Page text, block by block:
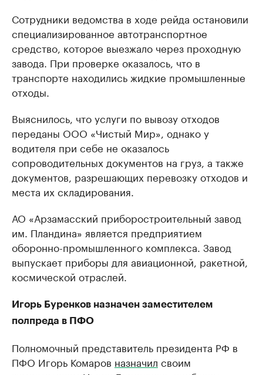
Сотрудники ведомства в ходе рейда остановили
специализированное автотранспортное
средство, которое выезжало через проходную
завода. При проверке оказалось, что в
транспорте находились жидкие промышленные
отходы.
Выяснилось, что услуги по вывозу отходов
переданы ООО «Чистый Мир», однако у
водителя при себе не оказалось
сопроводительных документов на груз, а также
документов, разрешающих перевозку отходов и
места их складирования.
АО «Арзамасский приборостроительный завод
им. Пландина» является предприятием
оборонно-промышленного комплекса. Завод
выпускает приборы для авиационной, ракетной,
космической отраслей.
Игорь Буренков назначен заместителем
полпреда в ПФО
Полномочный представитель президента РФ в
ПФО Игорь Комаров назначил своим